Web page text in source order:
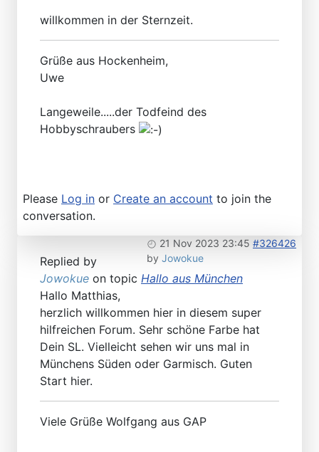
willkommen in der Sternzeit.
Grüße aus Hockenheim,
Uwe
Langeweile.....der Todfeind des
Hobbyschraubers
Please Log in or Create an account to join the
conversation.
21 Nov 2023 23:45 #326426
by Jowokue
Replied by
Jowokue on topic Hallo aus München
Hallo Matthias,
herzlich willkommen hier in diesem super
hilfreichen Forum. Sehr schöne Farbe hat
Dein SL. Vielleicht sehen wir uns mal in
Münchens Süden oder Garmisch. Guten
Start hier.
Viele Grüße Wolfgang aus GAP